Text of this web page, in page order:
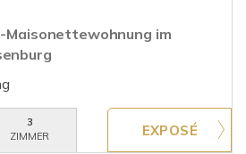
Maisonettewohnung im
3
ZIMMER